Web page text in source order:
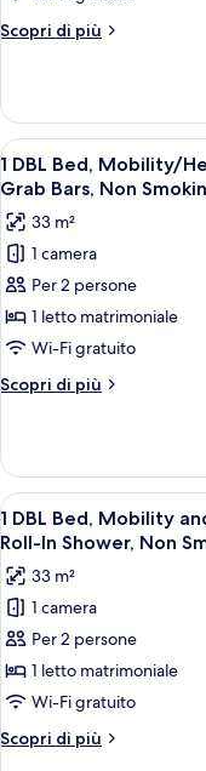
non
città
(High
Floor)
Scopri di più
Altri
Executive,
letti
queen,
fumatori,
vista
città
(High
Floor)
Apri
tutte
le
foto
per
1
DBL
Bed,
Mobility/Hearing
Impaired
Room,
Tub
w/
Grab
Bars,
Non
Smoking
5
1 DBL Bed, Mobility/
Grab Bars, Non
33 m²
1 camera
Per 2 persone
1 letto matrimoniale
Wi-Fi gratuito
Scopri di più
Altri
DBL
Bed,
Mobility/Hearing
Impaired
Room,
Tub
w/
Grab
Bars,
Smoking
Apri
tutte
le
foto
per
1
DBL
Bed,
Mobility
and
5
1 DBL Bed, Mobility
Roll-In Shower, Non
33 m²
1 camera
Per 2 persone
1 letto matrimoniale
Wi-Fi gratuito
Scopri di più
Altri